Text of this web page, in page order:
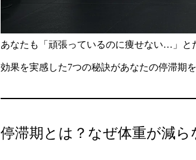
あなたも「頑張っているのに痩せない…」と
効果を実感した7つの秘訣があなたの停滞期
停滞期とは？なぜ体重が減